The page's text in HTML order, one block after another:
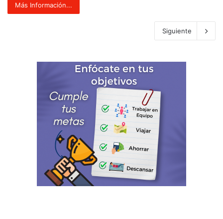
Más Información...
Siguiente